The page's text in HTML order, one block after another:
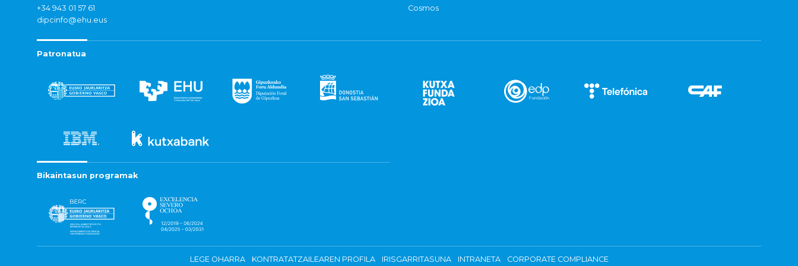
+34 943 01 57 61
dipcinfo@ehu.eus
Cosmos
Patronatua
Bikaintasun programak
LEGE OHARRA KONTRATATZAILEAREN PROFILA IRISGARRITASUNA INTRANETA CORPORATE COMPLIANCE